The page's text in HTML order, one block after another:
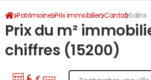
Patrimoine Prix immobilier Cantal Salins
Prix du m²
chiffres (15200)